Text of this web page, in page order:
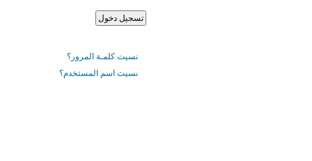
نسيت كلمـة المرور؟
نسيت اسم المستخدم؟